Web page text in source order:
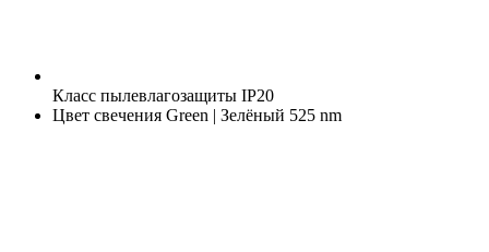
Класс пылевлагозащиты IP20
Цвет свечения Green | Зелёный 525 nm